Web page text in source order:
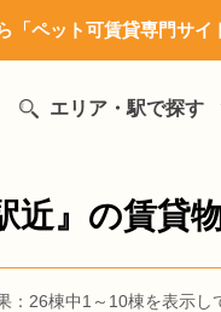
「ペット可賃貸専門サイ
エリア・駅で探す
近』の賃貸
：26棟中1～10棟を表示し